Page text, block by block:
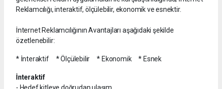
Reklamcılığı, interaktif, ölçülebilir, ekonomik ve esnektir.
İnternet Reklamcılığının Avantajları aşağıdaki şekilde
özetlenebilir:
* İnteraktif * Ölçülebilir * Ekonomik * Esnek
İnteraktif
- Hedef kitleye doğrudan ulaşım